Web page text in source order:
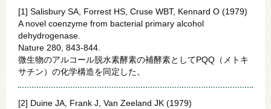
[1] Salisbury SA, Forrest HS, Cruse WBT, Kennard O (1979)
A novel coenzyme from bacterial primary alcohol
dehydrogenase.
Nature 280, 843-844.
微生物のアルコール脱水素酵素の補酵素としてPQQ（メトキ
サチン）の化学構造を同定した。
[2] Duine JA, Frank J, Van Zeeland JK (1979)